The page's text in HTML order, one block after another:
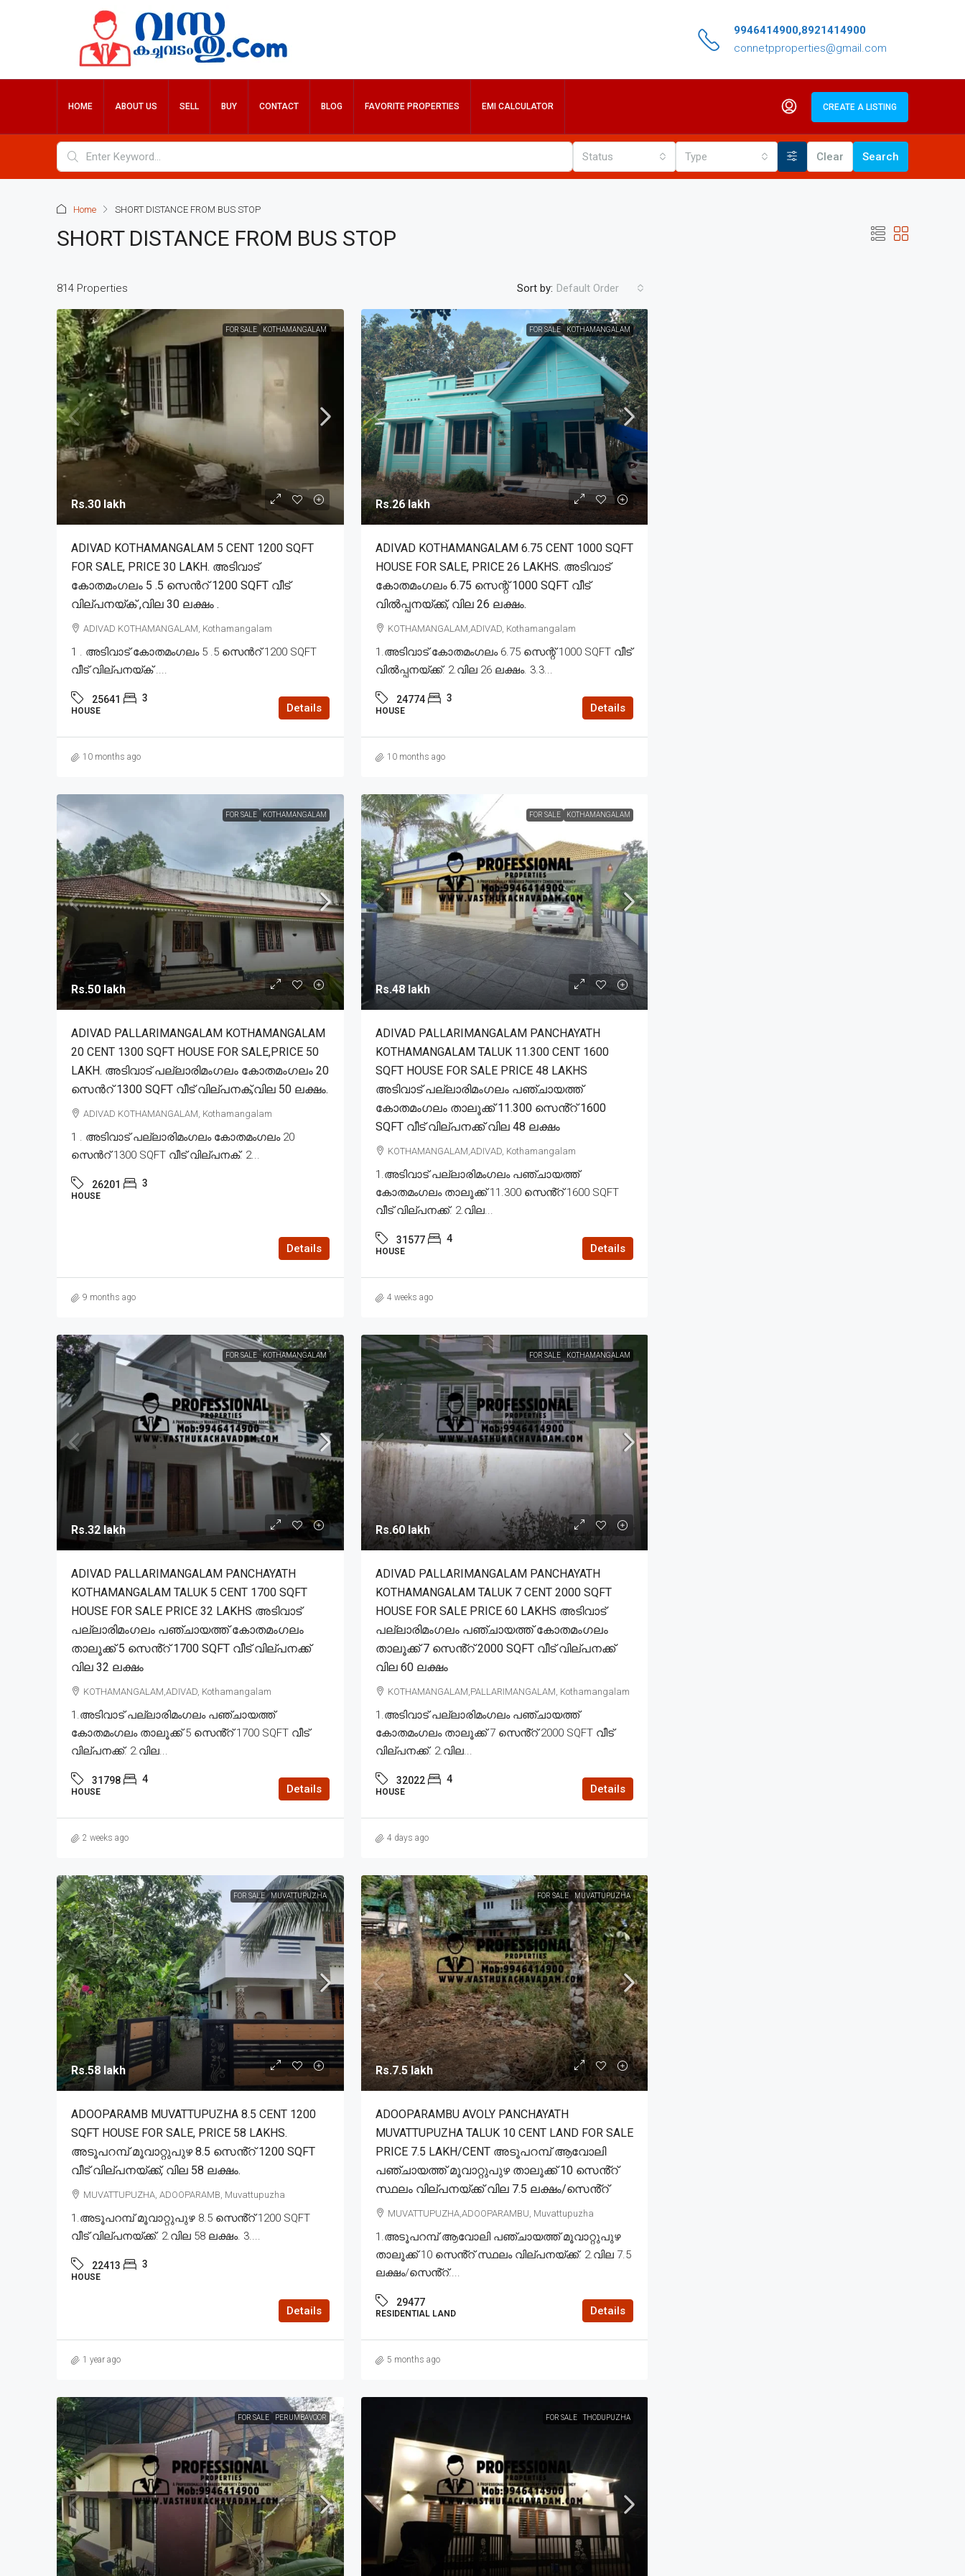
9946414900,8921414900
connetpproperties@gmail.com
HOME ABOUT US SELL BUY CONTACT BLOG FAVORITE PROPERTIES EMI CALCULATOR CREATE A LISTING
Status Type Clear Search
Home SHORT DISTANCE FROM BUS STOP
SHORT DISTANCE FROM BUS STOP
814 Properties Sort by: Default Order
FOR SALE KOTHAMANGALAM
Rs.30 lakh
ADIVAD KOTHAMANGALAM 5 CENT 1200 SQFT
FOR SALE, PRICE 30 LAKH. അടിവാട്
കോതമംഗലം 5 .5 സെൻറ് 1200 SQFT വീട്
വില്പനയ്ക് ,വില 30 ലക്ഷം .
ADIVAD KOTHAMANGALAM, Kothamangalam
1 . അടിവാട് കോതമംഗലം 5 .5 സെൻറ് 1200 SQFT
വീട് വില്പനയ്ക് ....
25641 3
HOUSE Details
10 months ago
FOR SALE KOTHAMANGALAM
Rs.26 lakh
ADIVAD KOTHAMANGALAM 6.75 CENT 1000 SQFT
HOUSE FOR SALE, PRICE 26 LAKHS. അടിവാട്
കോതമംഗലം 6.75 സെന്റ് 1000 SQFT വീട്
വിൽപ്പനയ്ക്ക്, വില 26 ലക്ഷം.
KOTHAMANGALAM,ADIVAD, Kothamangalam
1.അടിവാട് കോതമംഗലം 6.75 സെന്റ് 1000 SQFT വീട്
വിൽപ്പനയ്ക്ക്. 2.വില 26 ലക്ഷം. 3.3...
24774 3
HOUSE Details
10 months ago
FOR SALE KOTHAMANGALAM
Rs.50 lakh
ADIVAD PALLARIMANGALAM KOTHAMANGALAM
20 CENT 1300 SQFT HOUSE FOR SALE,PRICE 50
LAKH. അടിവാട് പല്ലാരിമംഗലം കോതമംഗലം 20
സെൻറ് 1300 SQFT വീട് വില്പനക്,വില 50 ലക്ഷം.
ADIVAD KOTHAMANGALAM, Kothamangalam
1 . അടിവാട് പല്ലാരിമംഗലം കോതമംഗലം 20
സെൻറ് 1300 SQFT വീട് വില്പനക്. 2...
26201 3
HOUSE
Details
9 months ago
FOR SALE KOTHAMANGALAM
Rs.48 lakh
ADIVAD PALLARIMANGALAM PANCHAYATH
KOTHAMANGALAM TALUK 11.300 CENT 1600
SQFT HOUSE FOR SALE PRICE 48 LAKHS
അടിവാട് പല്ലാരിമംഗലം പഞ്ചായത്ത്
കോതമംഗലം താലൂക്ക് 11.300 സെൻ്റ് 1600
SQFT വീട് വില്പനക്ക് വില 48 ലക്ഷം
KOTHAMANGALAM,ADIVAD, Kothamangalam
1.അടിവാട് പല്ലാരിമംഗലം പഞ്ചായത്ത്
കോതമംഗലം താലൂക്ക് 11.300 സെൻ്റ് 1600 SQFT
വീട് വില്പനക്ക്. 2.വില...
31577 4
HOUSE Details
4 weeks ago
FOR SALE KOTHAMANGALAM
Rs.32 lakh
ADIVAD PALLARIMANGALAM PANCHAYATH
KOTHAMANGALAM TALUK 5 CENT 1700 SQFT
HOUSE FOR SALE PRICE 32 LAKHS അടിവാട്
പല്ലാരിമംഗലം പഞ്ചായത്ത് കോതമംഗലം
താലൂക്ക് 5 സെൻ്റ് 1700 SQFT വീട് വില്പനക്ക്
വില 32 ലക്ഷം
KOTHAMANGALAM,ADIVAD, Kothamangalam
1.അടിവാട് പല്ലാരിമംഗലം പഞ്ചായത്ത്
കോതമംഗലം താലൂക്ക് 5 സെൻ്റ് 1700 SQFT വീട്
വില്പനക്ക്. 2.വില...
31798 4
HOUSE Details
2 weeks ago
FOR SALE KOTHAMANGALAM
Rs.60 lakh
ADIVAD PALLARIMANGALAM PANCHAYATH
KOTHAMANGALAM TALUK 7 CENT 2000 SQFT
HOUSE FOR SALE PRICE 60 LAKHS അടിവാട്
പല്ലാരിമംഗലം പഞ്ചായത്ത് കോതമംഗലം
താലൂക്ക് 7 സെൻ്റ് 2000 SQFT വീട് വില്പനക്ക്
വില 60 ലക്ഷം
KOTHAMANGALAM,PALLARIMANGALAM, Kothamangalam
1.അടിവാട് പല്ലാരിമംഗലം പഞ്ചായത്ത്
കോതമംഗലം താലൂക്ക് 7 സെൻ്റ് 2000 SQFT വീട്
വില്പനക്ക്. 2.വില...
32022 4
HOUSE Details
4 days ago
FOR SALE MUVATTUPUZHA
Rs.58 lakh
ADOOPARAMB MUVATTUPUZHA 8.5 CENT 1200
SQFT HOUSE FOR SALE, PRICE 58 LAKHS.
അടൂപറമ്പ് മൂവാറ്റുപുഴ 8.5 സെൻ്റ് 1200 SQFT
വീട് വില്പനയ്ക്ക്, വില 58 ലക്ഷം.
MUVATTUPUZHA, ADOOPARAMB, Muvattupuzha
1.അടൂപറമ്പ് മൂവാറ്റുപുഴ 8.5 സെൻ്റ് 1200 SQFT
വീട് വില്പനയ്ക്ക്. 2.വില 58 ലക്ഷം. 3....
22413 3
HOUSE
Details
1 year ago
FOR SALE MUVATTUPUZHA
Rs.7.5 lakh
ADOOPARAMBU AVOLY PANCHAYATH
MUVATTUPUZHA TALUK 10 CENT LAND FOR SALE
PRICE 7.5 LAKH/CENT അടൂപറമ്പ് ആവോലി
പഞ്ചായത്ത് മൂവാറ്റുപുഴ താലൂക്ക് 10 സെൻ്റ്
സ്ഥലം വില്പനയ്ക്ക് വില 7.5 ലക്ഷം/സെൻ്റ്
MUVATTUPUZHA,ADOOPARAMBU, Muvattupuzha
1.അടൂപറമ്പ് ആവോലി പഞ്ചായത്ത് മൂവാറ്റുപുഴ
താലൂക്ക് 10 സെൻ്റ് സ്ഥലം വില്പനയ്ക്ക്. 2.വില 7.5
ലക്ഷം/സെൻ്റ്....
29477
RESIDENTIAL LAND Details
5 months ago
FOR SALE PERUMBAVOOR FOR SALE THODUPUZHA